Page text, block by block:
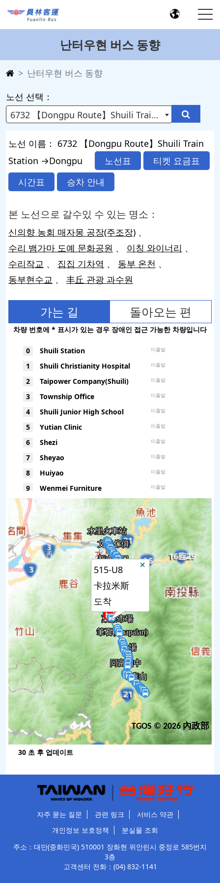
난터우현 버스 동향
난터우현 버스 동향
노선 선택：
6732 【Dongpu Route】Shuili Train Station →Dongpu
노선 이름： 6732 【Dongpu Route】Shuili Train
Station →Dongpu
노선표
티켓 요금표
시간표
승차 안내
본 노선으로 갈수있 수 있는 명소：
신의향 농회 매자몽 공장(주조장)
수리 뱀가마 도예 문화공원
이칭 와이너리
수리작교
집집 기차역
동부 온천
동부현수교
丰丘 관광 과수원
가는 길 돌아오는 편
차량 번호에 * 표시가 있는 경우 장애인 접근 가능한 차량입니다
0 Shuili Station 미출발
1 Shuili Christianity Hospital 미출발
2 Taipower Company(Shuili) 미출발
3 Township Office 미출발
4 Shuili Junior High School 미출발
5 Yutian Clinic 미출발
6 Shezi 미출발
7 Sheyao 미출발
8 Huiyao 미출발
9 Wenmei Furniture 미출발
10 Dingkan 미출발
11 미출발
12 Miaopu 미출발
13 Xiamiaopu 미출발
14 미출발
15 Longshen Bridge 미출발
Dongkou 미출발
17 Xinshan Temple 미출발
18 Xinshan 미출발
19 Veterans Village 미출발
20 Dingjunkengkou 미출발
21 Junkengkou 미출발
22 Junkeng 미출발
Junkeng Elementary School 미출발
24 Jiulong Community 미출발
25 Ancun 미출발
26 Ding'an Village 미출발
Baibuzikou 미출발
Huai'en Clinic 미출발
TGOS © 2026 內政部
515-U8
卡拉米斯
도착
30 초 후 업데이트
자주 묻는 질문 관련 링크
서비스 약관
개인정보 보호정책
분실물 조회
주소：대만(중화민국) 510001 장화현 위안린시 중정로 585번지
3층
고객센터 전화： (04) 832-1141